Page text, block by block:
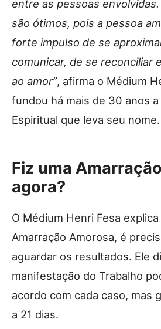
entre as pessoas
são ótimos, pois a pessoa
forte impulso de se
comunicar, de se reconciliar
ao amor”, afirma o Médium
fundou há mais de 30 anos a
Espiritual que leva seu nome.
Fiz uma
agora?
O Médium Henri Fesa
Amarração Amorosa, é
aguardar os resultados. Ele
manifestação do Trabalho
acordo com cada caso, mas
a 21 dias.